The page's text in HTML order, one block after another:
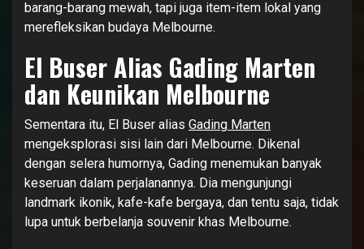
barang-barang mewah, tapi juga item-item lokal yang
merefleksikan budaya Melbourne.
El Buser Alias Gading Marten
dan Keunikan Melbourne
Sementara itu, El Buser alias Gading Marten
mengeksplorasi sisi lain dari Melbourne. Dikenal
dengan selera humornya, Gading menemukan banyak
keseruan dalam perjalanannya. Dia mengunjungi
landmark ikonik, kafe-kafe bergaya, dan tentu saja, tidak
lupa untuk berbelanja souvenir khas Melbourne.